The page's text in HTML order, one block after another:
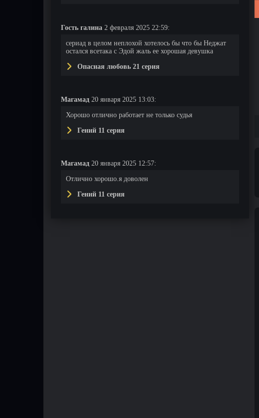
Гость галина 2 февраля 2025 22:59:
сериад в целом неплохой хотелось бы что бы Неджат
остался всетака с Эдой жаль ее хорошая девушка
Опасная любовь 21 серия
Магамад 20 января 2025 13:03:
Хорошо отлично работает не только судья
Гений 11 серия
Магамад 20 января 2025 12:57:
Отлично хорошо.я доволен
Гений 11 серия